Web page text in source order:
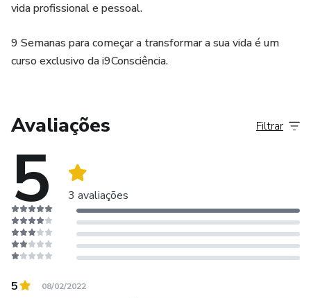
vida profissional e pessoal.
9 Semanas para começar a transformar a sua vida é um
curso exclusivo da i9Consciência.
Avaliações
5 3 avaliações
Filtrar
5 08/02/2022